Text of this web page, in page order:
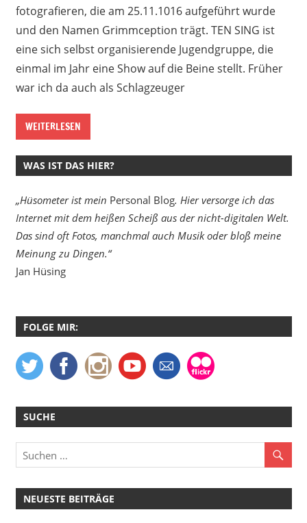
fotografieren, die am 25.11.1016 aufgeführt wurde
und den Namen Grimmception trägt. TEN SING ist
eine sich selbst organisierende Jugendgruppe, die
einmal im Jahr eine Show auf die Beine stellt. Früher
war ich da auch als Schlagzeuger
WEITERLESEN
WAS IST DAS HIER?
„Hüsometer ist mein Personal Blog. Hier versorge ich das
Internet mit dem heißen Scheiß aus der nicht-digitalen Welt.
Das sind oft Fotos, manchmal auch Musik oder bloß meine
Meinung zu Dingen.“
Jan Hüsing
FOLGE MIR:
SUCHE
NEUESTE BEITRÄGE